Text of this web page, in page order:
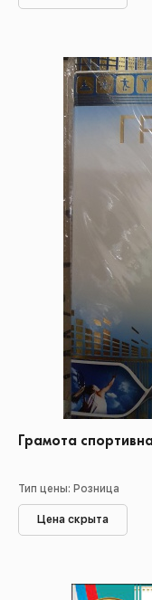
Грамота
Тип цены: Розница
Цена скрыта